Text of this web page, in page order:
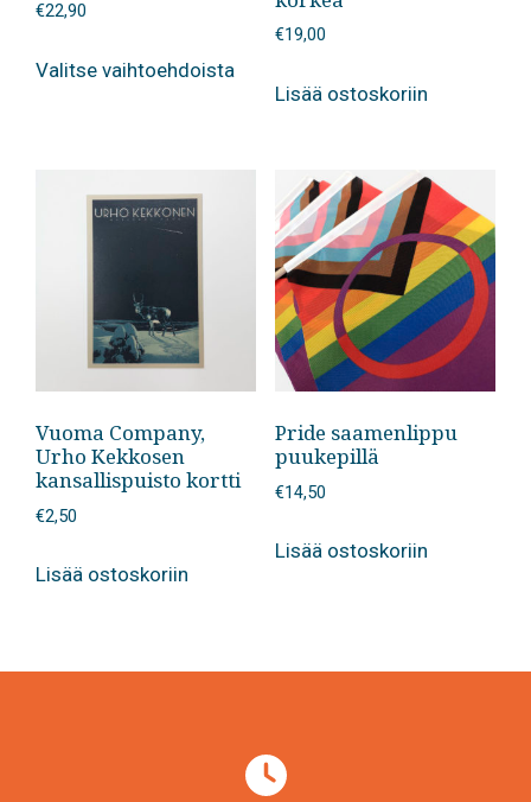
€22,90
Valitse vaihtoehdoistatuotteella
muunnelma.
tehdä
valinnat
tuotteen
sivulla.
€19,00
Lisää ostoskoriin
Vuoma Company,
Urho Kekkosen
kansallispuisto kortti
€2,50
Lisää ostoskoriin
Pride saamenlippu
puukepillä
€14,50
Lisää ostoskoriin